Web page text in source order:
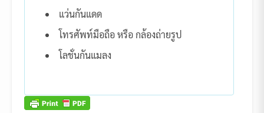
แว่นกันแดด
โทรศัพท์มือถือ หรือ กล้องถ่ายรูป
โลชั่นกันแมลง